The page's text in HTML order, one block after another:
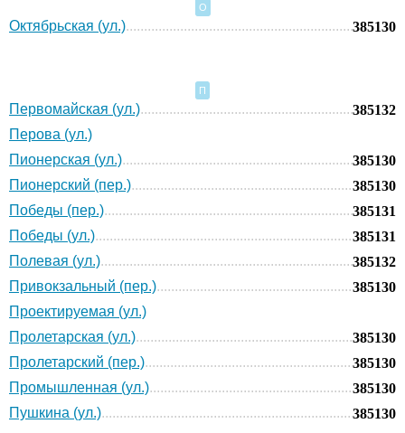
О
Октябрьская (ул.) 385130
П
Первомайская (ул.)
385132
Перова (ул.)
Пионерская (ул.)
385130
Пионерский (пер.)
385130
Победы (пер.)
385131
Победы (ул.)
385131
Полевая (ул.)
385132
Привокзальный (пер.)
385130
Проектируемая (ул.)
Пролетарская (ул.)
385130
Пролетарский (пер.)
385130
Промышленная (ул.)
385130
Пушкина (ул.)
385130